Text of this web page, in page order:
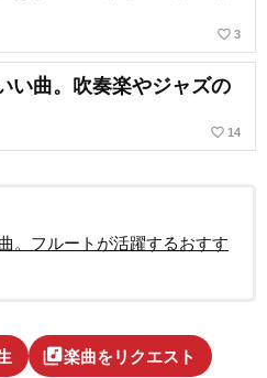
favorite_border 3
い曲。吹奏楽やジャズの
favorite_border 14
。フルートが活躍するおすす
library_music楽曲をリクエスト